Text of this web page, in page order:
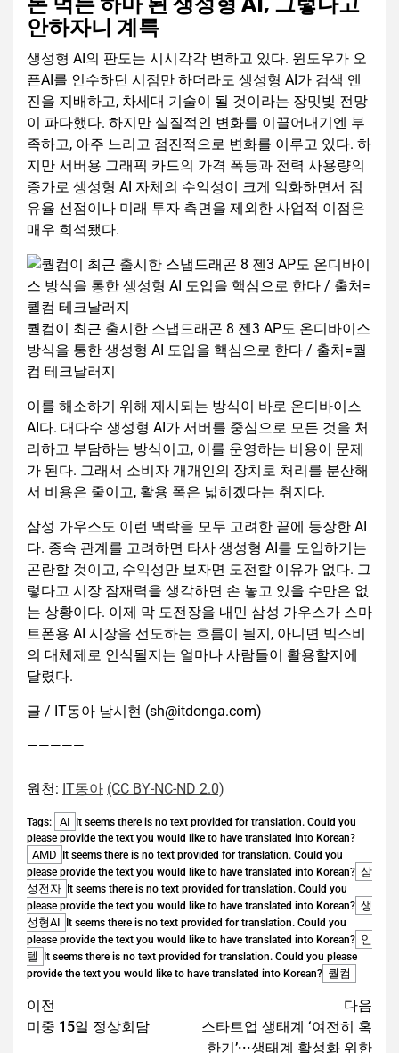
안하자니 계륵
생성형 AI의 판도는 시시각각 변하고 있다. 윈도우가 오
픈AI를 인수하던 시점만 하더라도 생성형 AI가 검색 엔
진을 지배하고, 차세대 기술이 될 것이라는 장밋빛 전망
이 파다했다. 하지만 실질적인 변화를 이끌어내기엔 부
족하고, 아주 느리고 점진적으로 변화를 이루고 있다. 하
지만 서버용 그래픽 카드의 가격 폭등과 전력 사용량의
증가로 생성형 AI 자체의 수익성이 크게 악화하면서 점
유율 선점이나 미래 투자 측면을 제외한 사업적 이점은
매우 희석됐다.
퀄컴이 최근 출시한 스냅드래곤 8 젠3 AP도 온디바이스
방식을 통한 생성형 AI 도입을 핵심으로 한다 / 출처=퀄
컴 테크날러지
이를 해소하기 위해 제시되는 방식이 바로 온디바이스
AI다. 대다수 생성형 AI가 서버를 중심으로 모든 것을 처
리하고 부담하는 방식이고, 이를 운영하는 비용이 문제
가 된다. 그래서 소비자 개개인의 장치로 처리를 분산해
서 비용은 줄이고, 활용 폭은 넓히겠다는 취지다.
삼성 가우스도 이런 맥락을 모두 고려한 끝에 등장한 AI
다. 종속 관계를 고려하면 타사 생성형 AI를 도입하기는
곤란할 것이고, 수익성만 보자면 도전할 이유가 없다. 그
렇다고 시장 잠재력을 생각하면 손 놓고 있을 수만은 없
는 상황이다. 이제 막 도전장을 내민 삼성 가우스가 스마
트폰용 AI 시장을 선도하는 흐름이 될지, 아니면 빅스비
의 대체제로 인식될지는 얼마나 사람들이 활용할지에
달렸다.
글 / IT동아 남시현 (sh@itdonga.com)
—————
원천: IT동아 (CC BY-NC-ND 2.0)
Tags: AI
It seems there is no text provided for translation. Could you
please provide the text you would like to have translated into Korean?
AMD
It seems there is no text provided for translation. Could you
please provide the text you would like to have translated into Korean? 삼
성전자
It seems there is no text provided for translation. Could you
please provide the text you would like to have translated into Korean? 생
성형AI
It seems there is no text provided for translation. Could you
please provide the text you would like to have translated into Korean? 인
텔
It seems there is no text provided for translation. Could you please
provide the text you would like to have translated into Korean? 퀄컴
이전
미중 15일 정상회담
다음
스타트업 생태계 ‘여전히 혹
한기’···생태계 활성화 위한